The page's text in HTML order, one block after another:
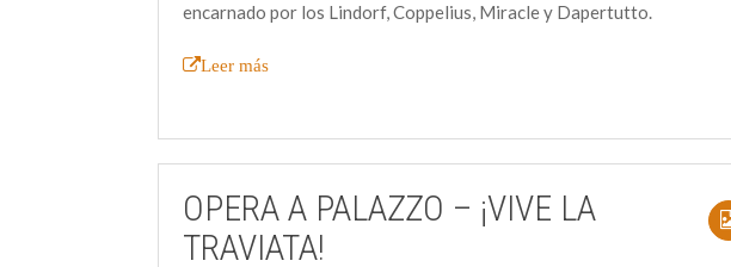
encarnado por los Lindorf, Coppelius, Miracle y Dapertutto.
Leer más
OPERA A PALAZZO – ¡VIVE LA
TRAVIATA!